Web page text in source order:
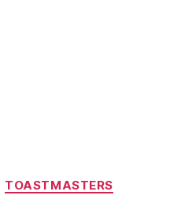
Catégories
TOASTMASTERS